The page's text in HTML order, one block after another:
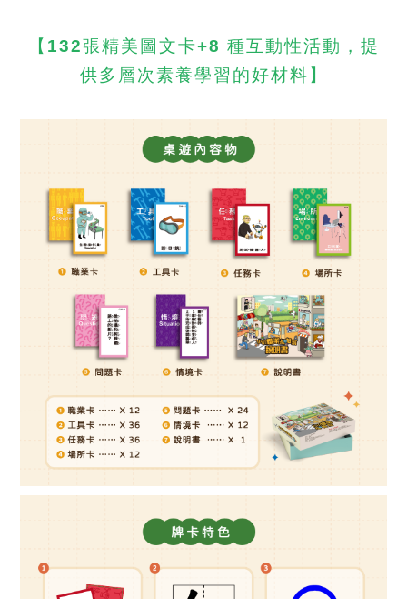
【132張精美圖文卡+8 種互動性活動，提
供多層次素養學習的好材料】